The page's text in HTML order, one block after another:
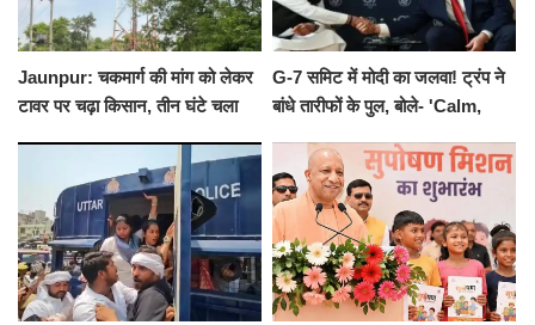
Jaunpur: चकमार्ग की मांग को लेकर
टावर पर चढ़ा किसान, तीन घंटे चला
G-7 समिट में मोदी का जलवा! ट्रंप ने
बांधे तारीफों के पुल, बोले- 'Calm,